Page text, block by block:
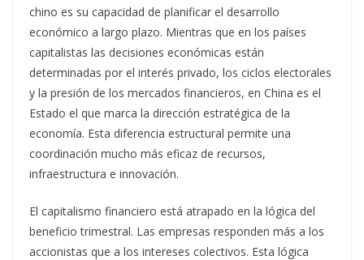
chino es su capacidad de planificar el desarrollo
económico a largo plazo. Mientras que en los países
capitalistas las decisiones económicas están
determinadas por el interés privado, los ciclos electorales
y la presión de los mercados financieros, en China es el
Estado el que marca la dirección estratégica de la
economía. Esta diferencia estructural permite una
coordinación mucho más eficaz de recursos,
infraestructura e innovación.
El capitalismo financiero está atrapado en la lógica del
beneficio trimestral. Las empresas responden más a los
accionistas que a los intereses colectivos. Esta lógica